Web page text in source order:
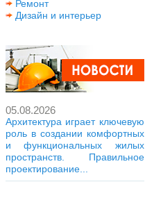
Ремонт
Дизайн и интерьер
05.08.2026
Архитектура играет ключевую
роль в создании комфортных
и функциональных жилых
пространств. Правильное
проектирование...